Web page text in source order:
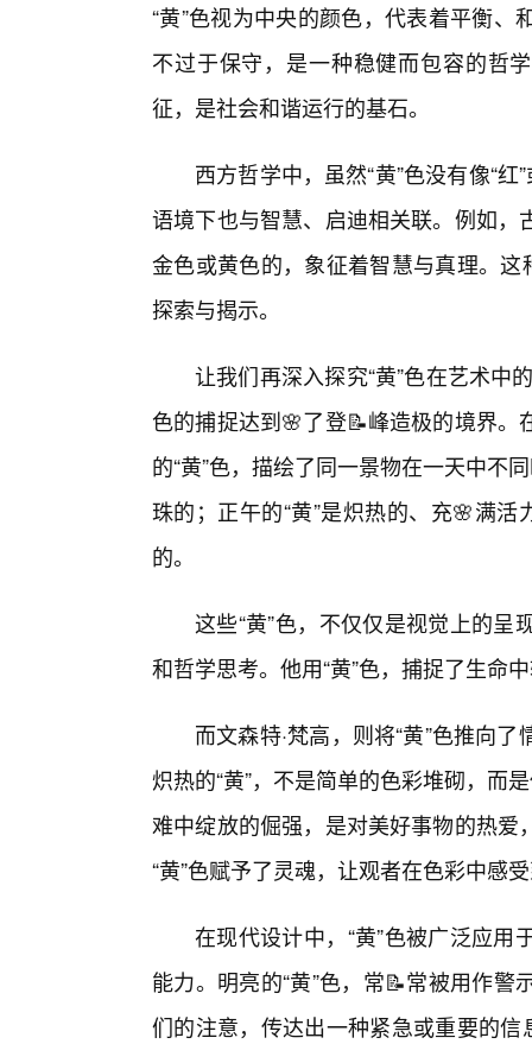
“黄”色视为中央的颜色，代表着平衡
不过于保守，是一种稳健而包容的哲
征，是社会和谐运行的基石。
西方哲学中，虽然“黄”色没有像“
语境下也与智慧、启迪相关联。例如
金色或黄色的，象征着智慧与真理。
探索与揭示。
让我们再深入探究“黄”色在艺术中
色的捕捉达到🌸了登📝峰造极的境界
的“黄”色，描绘了同一景物在一天中不
珠的；正午的“黄”是炽热的、充🌸满
的。
这些“黄”色，不仅仅是视觉上的
和哲学思考。他用“黄”色，捕捉了生命
而文森特·梵高，则将“黄”色推向
炽热的“黄”，不是简单的色彩堆砌，而
难中绽放的倔强，是对美好事物的热
“黄”色赋予了灵魂，让观者在色彩中感
在现代设计中，“黄”色被广泛应
能力。明亮的“黄”色，常📝常被用作
们的注意，传达出一种紧急或重要的